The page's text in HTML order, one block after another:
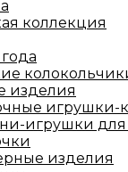
коллекция
изделия
игрушки-
игрушки для
изделия